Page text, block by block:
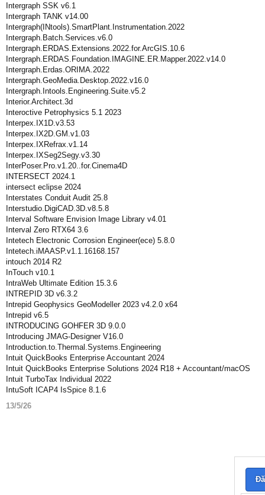
Intergraph SSK v6.1
Intergraph TANK v14.00
Intergraph(INtools).SmartPlant.Instrumentation.2022
Intergraph.Batch.Services.v6.0
Intergraph.ERDAS.Extensions.2022.for.ArcGIS.10.6
Intergraph.ERDAS.Foundation.IMAGINE.ER.Mapper.2022.v14.0
Intergraph.Erdas.ORIMA.2022
Intergraph.GeoMedia.Desktop.2022.v16.0
Intergraph.Intools.Engineering.Suite.v5.2
Interior.Architect.3d
Interoctive Petrophysics 5.1 2023
Interpex.IX1D.v3.53
Interpex.IX2D.GM.v1.03
Interpex.IXRefrax.v1.14
Interpex.IXSeg2Segy.v3.30
InterPoser.Pro.v1.20..for.Cinema4D
INTERSECT 2024.1
intersect eclipse 2024
Interstates Conduit Audit 25.8
Interstudio.DigiCAD.3D.v8.5.8
Interval Software Envision Image Library v4.01
Interval Zero RTX64 3.6
Intetech Electronic Corrosion Engineer(ece) 5.8.0
Intetech.iMAASP.v1.1.16168.157
intouch 2014 R2
InTouch v10.1
IntraWeb Ultimate Edition 15.3.6
INTREPID 3D v6.3.2
Intrepid Geophysics GeoModeller 2023 v4.2.0 x64
Intrepid v6.5
INTRODUCING GOHFER 3D 9.0.0
Introducing JMAG-Designer V16.0
Introduction.to.Thermal.Systems.Engineering
Intuit QuickBooks Enterprise Accountant 2024
Intuit QuickBooks Enterprise Solutions 2024 R18 + Accountant/macOS
Intuit TurboTax Individual 2022
IntuSoft ICAP4 IsSpice 8.1.6
13/5/26